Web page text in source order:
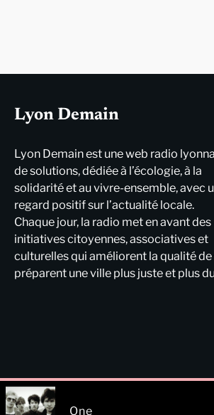
Lyon Demain
Lyon Demain est une web radio
de solutions, dédiée à l’écologie, à la
solidarité et au vivre-ensemble, avec
regard positif sur l’actualité locale.
Chaque jour, la radio met en avant des
initiatives citoyennes, associatives et
culturelles qui améliorent la qualité de
préparent une ville plus juste et plus
One